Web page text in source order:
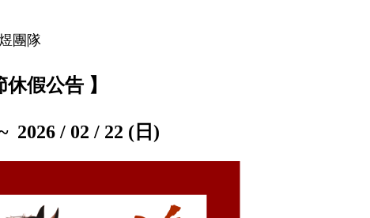
團隊
休假公告 】
2026 / 02 / 22 (日)